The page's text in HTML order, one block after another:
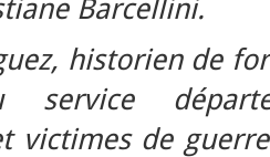
Barcellini.
historien de
service
victimes de